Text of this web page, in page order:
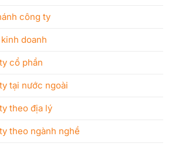
công ty
doanh
cổ phần
tại nước ngoài
theo địa lý
theo ngành nghề